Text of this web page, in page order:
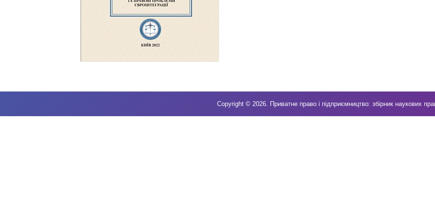
Copyright © 2026. Приватне право і підприємництво: збірник наукових